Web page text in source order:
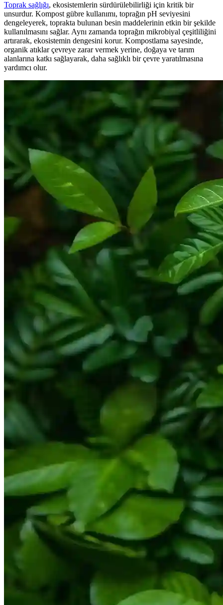
Toprak sağlığı, ekosistemlerin sürdürülebilirliği için kritik bir
unsurdur. Kompost gübre kullanımı, toprağın pH seviyesini
dengeleyerek, toprakta bulunan besin maddelerinin etkin bir şekilde
kullanılmasını sağlar. Aynı zamanda toprağın mikrobiyal çeşitliliğini
artırarak, ekosistemin dengesini korur. Kompostlama sayesinde,
organik atıklar çevreye zarar vermek yerine, doğaya ve tarım
alanlarına katkı sağlayarak, daha sağlıklı bir çevre yaratılmasına
yardımcı olur.